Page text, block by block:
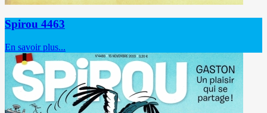
Spirou 4463
En savoir plus...